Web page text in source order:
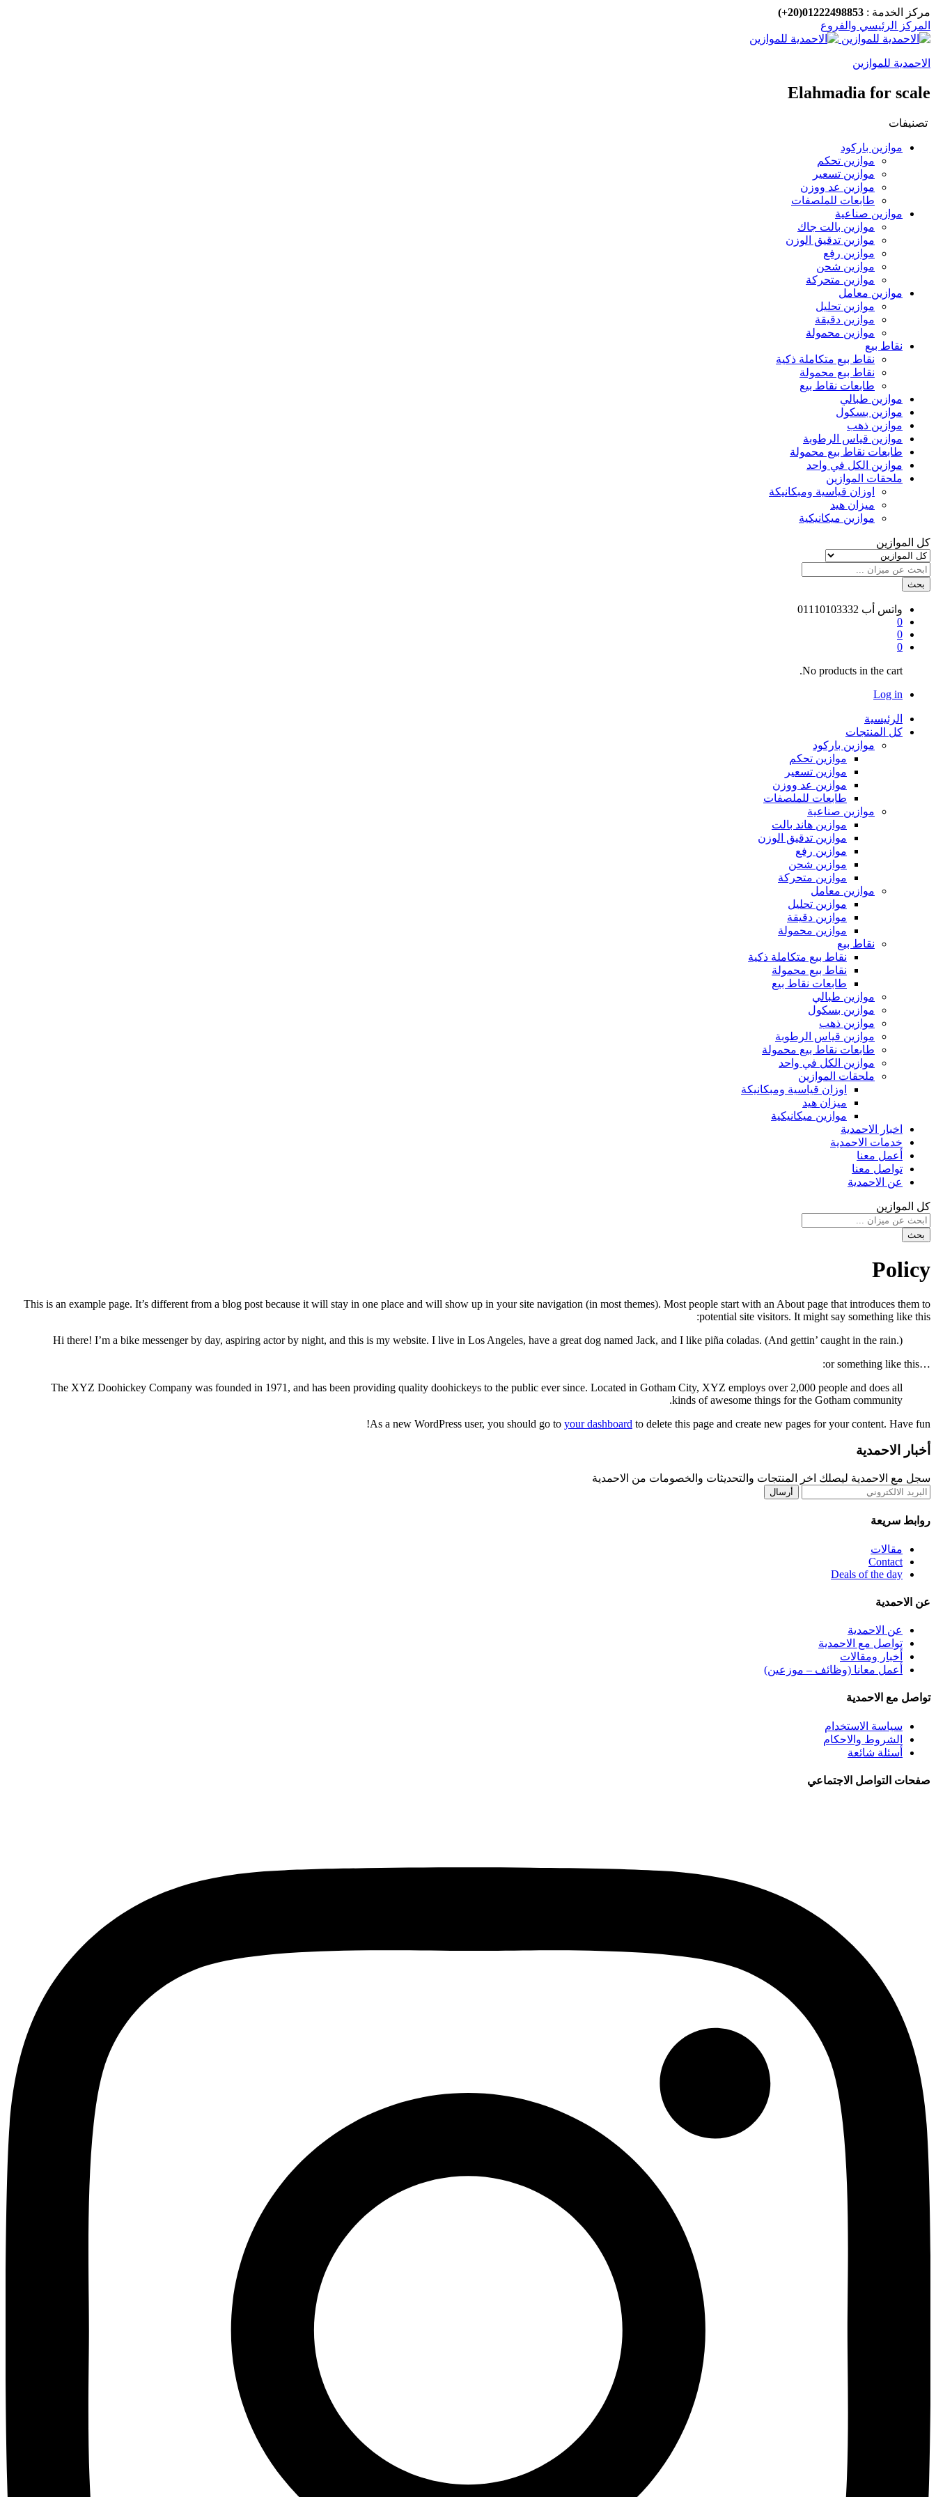
مركز الخدمة : 01222498853(20+)
المركز الرئيسي والفروع
الاحمدية للموازين
Elahmadia for scale
تصنيفات
موازين باركود
موازين تحكم
موازين تسعير
موازين عد ووزن
طابعات للملصفات
موازين صناعية
موازين بالت جاك
موازين تدقيق الوزن
موازين رفع
موازين شحن
موازين متحركة
موازين معامل
موازين تحليل
موازين دقيقة
موازين محمولة
نقاط بيع
نقاط بيع متكاملة ذكية
نقاط بيع محمولة
طابعات نقاط بيع
موازين طبالي
موازين بسكول
موازين ذهب
موازين قياس الرطوبة
طابعات نقاط بيع محمولة
موازين الكل في واحد
ملحقات الموازين
اوزان قياسية ومبكانيكة
ميزان هيد
موازين ميكانيكية
كل الموازين
بحث
واتس أب 01110103332
0
0
0
No products in the cart.
Log in
الرئيسية
كل المنتجات
موازين باركود
موازين تحكم
موازين تسعير
موازين عد ووزن
طابعات للملصفات
موازين صناعية
موازين هاند بالت
موازين تدقيق الوزن
موازين رفع
موازين شحن
موازين متحركة
موازين معامل
موازين تحليل
موازين دقيقة
موازين محمولة
نقاط بيع
نقاط بيع متكاملة ذكية
نقاط بيع محمولة
طابعات نقاط بيع
موازين طبالي
موازين بسكول
موازين ذهب
موازين قياس الرطوبة
طابعات نقاط بيع محمولة
موازين الكل في واحد
ملحقات الموازين
اوزان قياسية ومبكانيكة
ميزان هيد
موازين ميكانيكية
اخبار الاحمدية
خدمات الاحمدية
أعمل معنا
تواصل معنا
عن الاحمدية
كل الموازين
بحث
Policy
This is an example page. It’s different from a blog post because it will stay in one place and will show up in your site navigation (in most themes). Most people start with an About page that introduces them to
potential site visitors. It might say something like this:
Hi there! I’m a bike messenger by day, aspiring actor by night, and this is my website. I live in Los Angeles, have a great dog named Jack, and I like piña coladas. (And gettin’ caught in the rain.)
…or something like this:
The XYZ Doohickey Company was founded in 1971, and has been providing quality doohickeys to the public ever since. Located in Gotham City, XYZ employs over 2,000 people and does all
kinds of awesome things for the Gotham community.
As a new WordPress user, you should go to your dashboard to delete this page and create new pages for your content. Have fun!
أخبار الاحمدية
سجل مع الاحمدية ليصلك اخر المنتجات والتحديثات والخصومات من الاحمدية
روابط سريعة
مقالات
Contact
Deals of the day
عن الاحمدية
عن الاحمدية
تواصل مع الاحمدية
أخبار ومقالات
أعمل معانا (وظائف – موزعين)
تواصل مع الاحمدية
سياسة الاستخدام
الشروط والاحكام
أسئلة شائعة
صفحات التواصل الاجتماعي